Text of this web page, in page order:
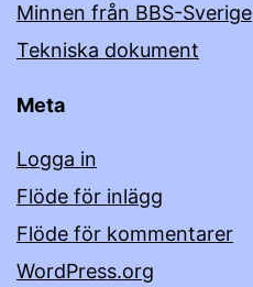
Minnen från BBS-Sverige
Tekniska dokument
Meta
Logga in
Flöde för inlägg
Flöde för kommentarer
WordPress.org